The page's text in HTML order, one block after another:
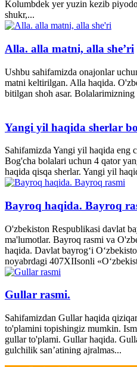
Kolumbdek yer yuzin kezib
shukr,...
Alla. alla matni, alla she’ri
Ushbu sahifamizda onajonlar
matni keltirilgan. Alla haqida.
bitilgan shoh asar.
Yangi yil haqida sherlar
Sahifamizda Yangi yil haqida eng
Bog'cha bolalari uchun 4 qator
haqida qisqa sherlar. Yangi yil
Bayroq haqida. Bayroq
O'zbekiston Respublikasi davlat
ma'lumotlar. Bayroq rasmi va
haqida. Davlat bayrog‘i
noyabrdagi 407­XII­sonli
Gullar rasmi.
Sahifamizdan Gullar haqida
to'plamini topishingiz mumkin.
gullar to'plami. Gullar haqida.
gulchilik san’atining ajralmas...